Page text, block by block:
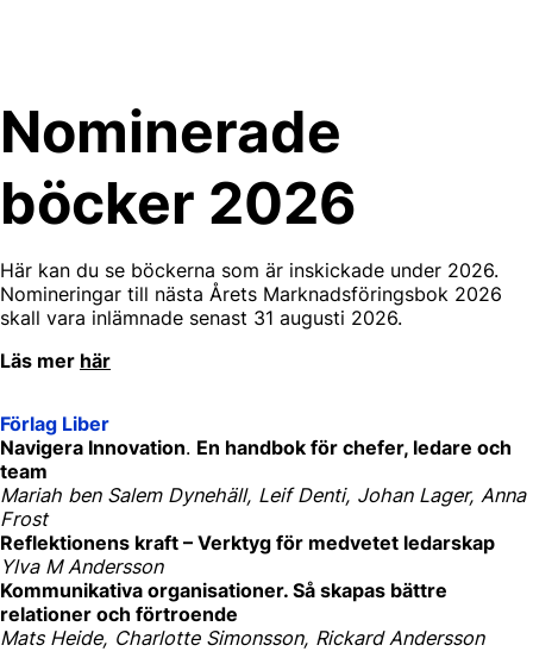
Nominerade
böcker 2026
Här kan du se böckerna som är inskickade under 2026.
Nomineringar till nästa Årets Marknadsföringsbok 2026
skall vara inlämnade senast 31 augusti 2026.
Läs mer här
Förlag Liber
Navigera Innovation. En handbok för chefer, ledare och
team
Mariah ben Salem Dynehäll, Leif Denti, Johan Lager, Anna
Frost
Reflektionens kraft – Verktyg för medvetet ledarskap
Ylva M Andersson
Kommunikativa organisationer. Så skapas bättre
relationer och förtroende
Mats Heide, Charlotte Simonsson, Rickard Andersson